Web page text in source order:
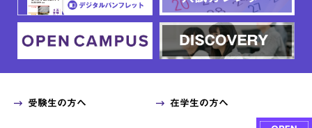
受験生の方へ 在学生の方へ